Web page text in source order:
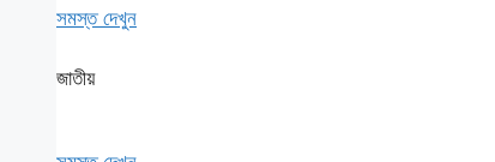
সমস্ত দেখুন
জাতীয়